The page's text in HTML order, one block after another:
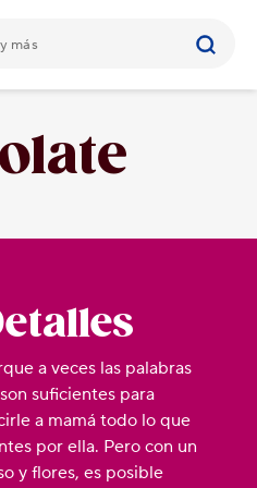
a veces las palabras
suficientes para
a mamá todo lo que
por ella. Pero con un
y flores, es posible